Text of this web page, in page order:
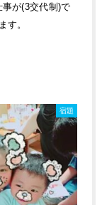
が(3交代制)で
す。
宿題